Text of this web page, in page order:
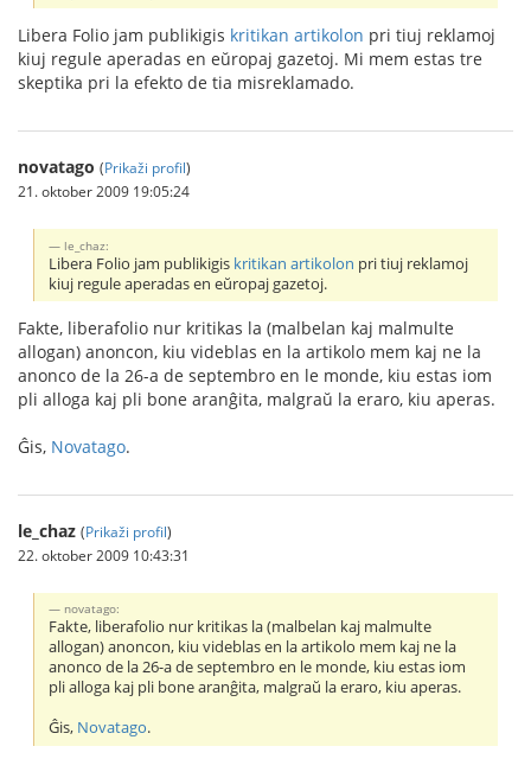
Libera Folio jam publikigis kritikan artikolon pri tiuj reklamoj
kiuj regule aperadas en eŭropaj gazetoj. Mi mem estas tre
skeptika pri la efekto de tia misreklamado.
novatago (Prikaži profil)
21. oktober 2009 19:05:24
le_chaz:
Libera Folio jam publikigis kritikan artikolon pri tiuj reklamoj
kiuj regule aperadas en eŭropaj gazetoj.
Fakte, liberafolio nur kritikas la (malbelan kaj malmulte
allogan) anoncon, kiu videblas en la artikolo mem kaj ne la
anonco de la 26-a de septembro en le monde, kiu estas iom
pli alloga kaj pli bone aranĝita, malgraŭ la eraro, kiu aperas.
Ĝis, Novatago.
le_chaz (Prikaži profil)
22. oktober 2009 10:43:31
novatago:
Fakte, liberafolio nur kritikas la (malbelan kaj malmulte
allogan) anoncon, kiu videblas en la artikolo mem kaj ne la
anonco de la 26-a de septembro en le monde, kiu estas iom
pli alloga kaj pli bone aranĝita, malgraŭ la eraro, kiu aperas.
Ĝis, Novatago.